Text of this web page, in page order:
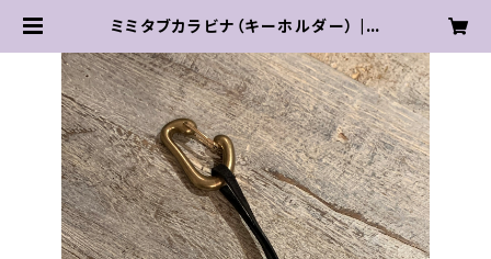
ミミタブカラビナ（キーホルダー） | s